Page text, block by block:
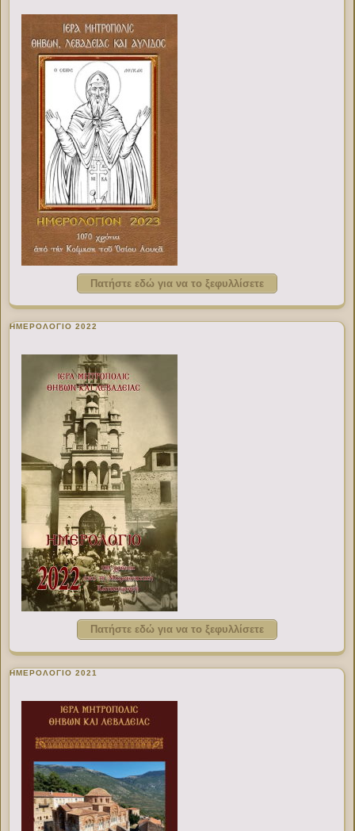
Πατήστε εδώ για να το ξεφυλλίσετε
ΗΜΕΡΟΛΟΓΙΟ 2022
Πατήστε εδώ για να το ξεφυλλίσετε
ΗΜΕΡΟΛΟΓΙΟ 2021